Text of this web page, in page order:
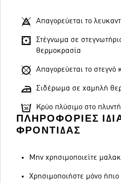
Απαγορεύεται το
Στέγνωμα σε
θερμοκρασία
Απαγορεύεται το στεγνό
Σιδέρωμα σε χαμηλή
Κρύο πλύσιμο στο
ΠΛΗΡΟΦΟΡΊΕΣ
ΦΡΟΝΤΊΔΑΣ
Μην χρησιμοποιείτε
Χρησιμοποιήστε μόνο